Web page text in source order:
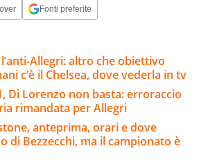
Fonti preferite
Allegri: altro che obiettivo
c’è il Chelsea, dove vederla in tv
Di Lorenzo non basta: erroraccio
rimandata per Allegri
anteprima, orari e dove
di Bezzecchi, ma il campionato è